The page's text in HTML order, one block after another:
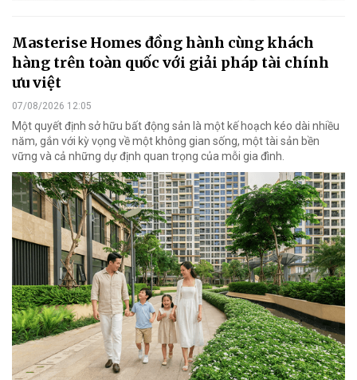
Masterise Homes đồng hành cùng khách
hàng trên toàn quốc với giải pháp tài chính
ưu việt
07/08/2026 12:05
Một quyết định sở hữu bất động sản là một kế hoạch kéo dài nhiều
năm, gắn với kỳ vọng về một không gian sống, một tài sản bền
vững và cả những dự định quan trọng của mỗi gia đình.